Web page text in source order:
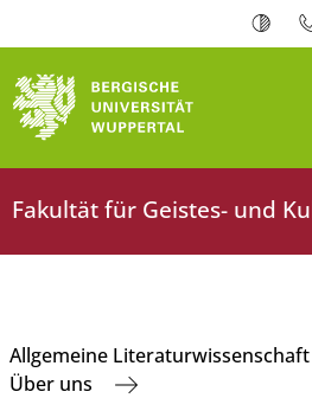
Fakultät für Geistes- und
Allgemeine Literaturwissenschaft
Über uns